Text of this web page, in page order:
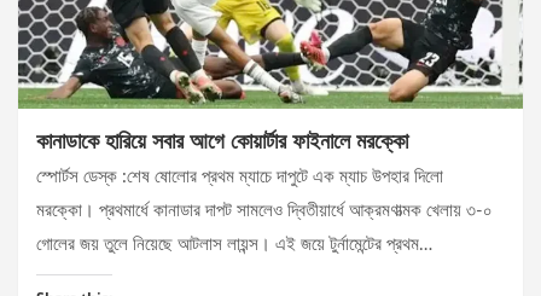
কানাডাকে হারিয়ে সবার আগে কোয়ার্টার ফাইনালে মরক্কো
স্পোর্টস ডেস্ক :শেষ ষোলোর প্রথম ম্যাচে দাপুটে এক ম্যাচ উপহার দিলো
মরক্কো। প্রথমার্ধে কানাডার দাপট সামলেও দ্বিতীয়ার্ধে আক্রমণাত্মক খেলায় ৩-০
গোলের জয় তুলে নিয়েছে আটলাস লায়ন্স। এই জয়ে টুর্নামেন্টের প্রথম…